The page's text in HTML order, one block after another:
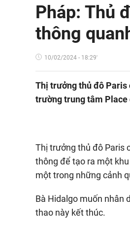
Pháp: Thủ
thông
10/02/2024 - 18:29'
Thị trưởng thủ đô Paris
trường trung tâm Place
Thị trưởng thủ đô Paris
thông để tạo ra một
một trong những cảnh
Bà Hidalgo muốn nhân
thao này kết thúc.